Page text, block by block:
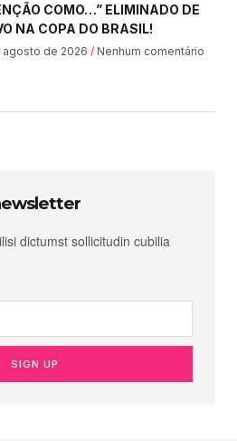
COMO…” ELIMINADO DE
NA COPA DO BRASIL!
agosto de 2026 Nenhum comentário
dictumst sollicitudin cubilia
SIGN UP